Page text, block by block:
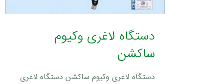
دستگاه لاغری وکیوم
ساکشن
دستگاه لاغری وکیوم ساکشن دستگاه لاغری